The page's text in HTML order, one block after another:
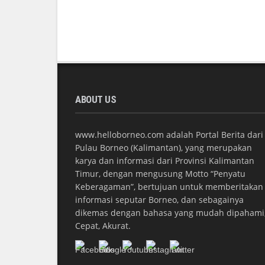
ABOUT US
www.helloborneo.com adalah Portal Berita dari
Pulau Borneo (Kalimantan), yang merupakan
karya dan informasi dari Provinsi Kalimantan
Timur, dengan mengusung Motto “Penyatu
Keberagaman”, bertujuan untuk memberitakan
informasi seputar Borneo, dan sebagainya
dikemas dengan bahasa yang mudah
Cepat, Akurat.